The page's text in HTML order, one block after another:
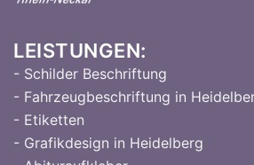
LEISTUNGEN:
- Schilder Beschriftung
- Fahrzeugbeschriftung in
- Etiketten
- Grafikdesign in Heidelberg